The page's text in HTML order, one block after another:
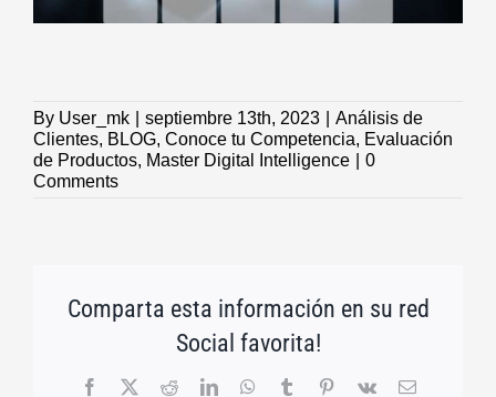
By User_mk septiembre 13th, 2023
Análisis de
Clientes, BLOG, Conoce tu Competencia, Evaluación
de Productos, Master Digital Intelligence
0
Comments
Comparta esta información en su red
Social favorita!
Facebook
X RedditLinkedInWhatsApp
TumblrPinterest
Vk Email